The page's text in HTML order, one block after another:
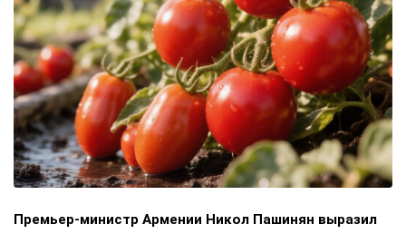
Премьер-министр Армении Никол Пашинян выразил